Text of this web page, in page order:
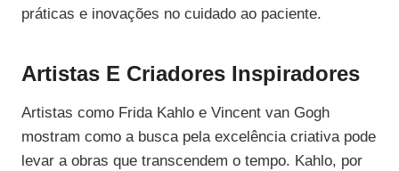
práticas e inovações no cuidado ao paciente.
Artistas E Criadores Inspiradores
Artistas como Frida Kahlo e Vincent van Gogh
mostram como a busca pela excelência criativa pode
levar a obras que transcendem o tempo. Kahlo, por